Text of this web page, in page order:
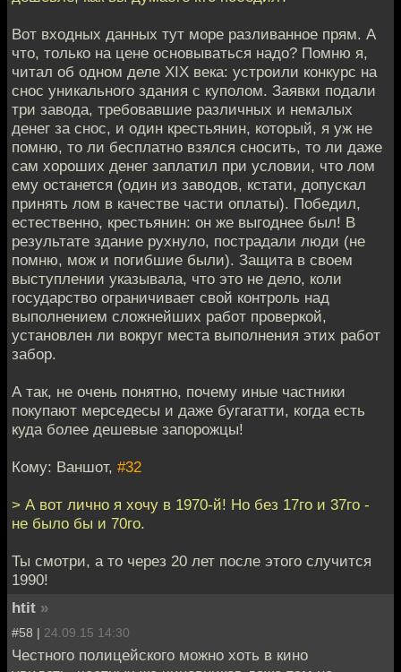
Вот входных данных тут море разливанное прям. А
что, только на цене основываться надо? Помню я,
читал об одном деле XIX века: устроили конкурс на
снос уникального здания с куполом. Заявки подали
три завода, требовавшие различных и немалых
денег за снос, и один крестьянин, который, я уж не
помню, то ли бесплатно взялся сносить, то ли даже
сам хороших денег заплатил при условии, что лом
ему останется (один из заводов, кстати, допускал
принять лом в качестве части оплаты). Победил,
естественно, крестьянин: он же выгоднее был! В
результате здание рухнуло, пострадали люди (не
помню, мож и погибшие были). Защита в своем
выступлении указывала, что это не дело, коли
государство ограничивает свой контроль над
выполнением сложнейших работ проверкой,
установлен ли вокруг места выполнения этих работ
забор.
А так, не очень понятно, почему иные частники
покупают мерседесы и даже бугагатти, когда есть
куда более дешевые запорожцы!
Кому: Ваншот, #32
> А вот лично я хочу в 1970-й! Но без 17го и 37го -
не было бы и 70го.
Ты смотри, а то через 20 лет после этого случится
1990!
htit »
#58 | 24.09.15 14:30
Честного полицейского можно хоть в кино